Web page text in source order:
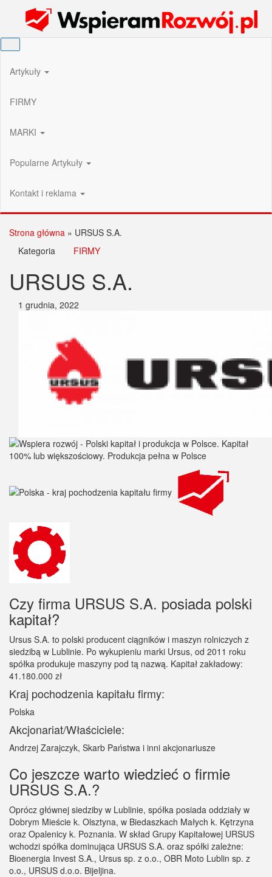
Wspieram Rozwój PL
Artykuły
FIRMY
MARKI
Popularne Artykuły
Kontakt i reklama
Strona główna » URSUS S.A.
Kategoria
FIRMY
URSUS S.A.
1 grudnia, 2022
Czy firma URSUS S.A. posiada polski
kapitał?
Ursus S.A. to polski producent ciągników i maszyn rolniczych z
siedzibą w Lublinie. Po wykupieniu marki Ursus, od 2011 roku
spółka produkuje maszyny pod tą nazwą. Kapitał zakładowy:
41.180.000 zł
Kraj pochodzenia kapitału firmy:
Polska
Akcjonariat/Właściciele:
Andrzej Zarajczyk, Skarb Państwa i inni akcjonariusze
Co jeszcze warto wiedzieć o firmie
URSUS S.A.?
Oprócz głównej siedziby w Lublinie, spółka posiada oddziały w
Dobrym Mieście k. Olsztyna, w Biedaszkach Małych k. Kętrzyna
oraz Opalenicy k. Poznania. W skład Grupy Kapitałowej URSUS
wchodzi spółka dominująca URSUS S.A. oraz spółki zależne:
Bioenergia Invest S.A., Ursus sp. z o.o., OBR Moto Lublin sp. z
o.o., URSUS d.o.o. Bijeljina.